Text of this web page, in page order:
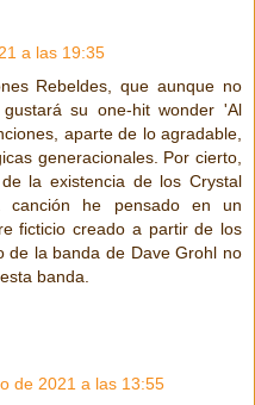
a las 19:35
Rebeldes, que aunque no
su one-hit wonder 'Al
aparte de lo agradable,
generacionales. Por cierto,
la existencia de los Crystal
canción he pensado en un
ficticio creado a partir de los
de la banda de Dave Grohl no
banda.
de 2021 a las 13:55